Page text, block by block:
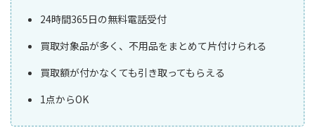
24時間365日の無料電話受付
買取対象品が多く、不用品をまとめて片付けられる
買取額が付かなくても引き取ってもらえる
1点からOK